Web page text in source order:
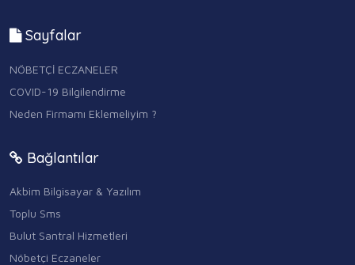
Sayfalar
NÖBETÇİ ECZANELER
COVID-19 Bilgilendirme
Neden Firmamı Eklemeliyim ?
Bağlantılar
Akbim Bilgisayar & Yazılım
Toplu Sms
Bulut Santral Hizmetleri
Nöbetçi Eczaneler